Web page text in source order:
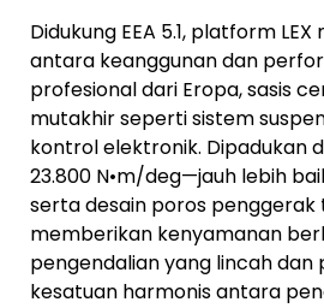
Didukung EEA 5.1, platform
antara keanggunan dan
profesional dari Eropa, sasis
mutakhir seperti sistem
kontrol elektronik. Dipadukan
23.800 N•m/deg—jauh lebih
serta desain poros penggerak
memberikan kenyamanan
pengendalian yang lincah
kesatuan harmonis antara